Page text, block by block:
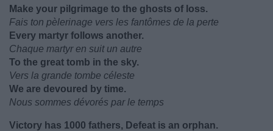
Make your pilgrimage to the ghosts of loss.
Fais ton pèlerinage vers les fantômes de la perte
Every martyr follows another.
Chaque martyr en suit un autre
To the great tomb in the sky.
Vers la grande tombe céleste
We are devoured by time.
Nous sommes dévorés par le temps
Victory has 1000 fathers, Defeat is an orphan.